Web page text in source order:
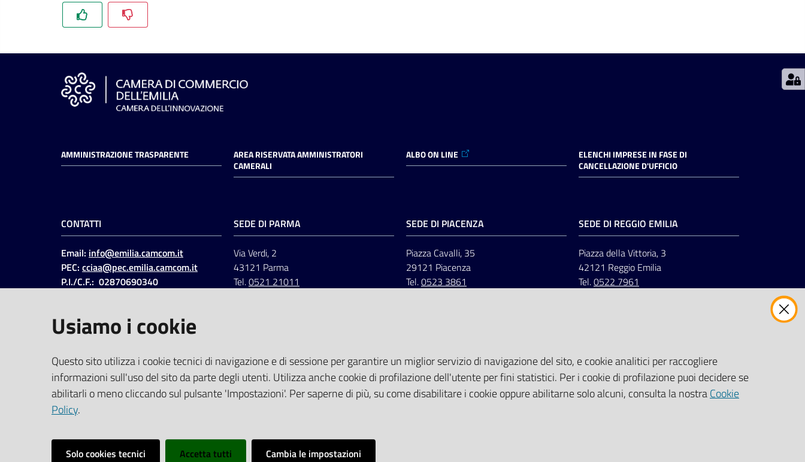
AMMINISTRAZIONE TRASPARENTE
AREA RISERVATA AMMINISTRATORI
CAMERALI
ALBO ON LINE
ELENCHI IMPRESE IN FASE DI
CANCELLAZIONE D'UFFICIO
CONTATTI
Email: info@emilia.camcom.it
PEC: cciaa@pec.emilia.camcom.it
P.I./C.F.: 02870690340
Codice IPA: ccem
SEDE DI PARMA
Via Verdi, 2
43121 Parma
Tel.0521 21011
SEDE DI PIACENZA
Piazza Cavalli, 35
29121 Piacenza
Tel.0523 3861
SEDE DI REGGIO EMILIA
Piazza della Vittoria, 3
42121 Reggio Emilia
Tel.0522 7961
SOCIAL
LinkedinFacebookInstagram
Usiamo i cookie
Questo sito utilizza i cookie tecnici di navigazione e di sessione per garantire un miglior servizio di navigazione del sito, e cookie analitici per raccogliere
informazioni sull'uso del sito da parte degli utenti. Utilizza anche cookie di profilazione dell'utente per fini statistici. Per i cookie di profilazione puoi decidere se
abilitarli o meno cliccando sul pulsante 'Impostazioni'. Per saperne di più, su come disabilitare i cookie oppure abilitarne solo alcuni, consulta la nostraCookie
Policy.
Solo cookies tecnici Accetta tutti Cambia le impostazioni